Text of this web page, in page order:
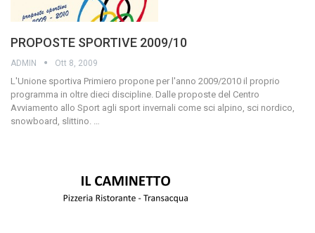
PROPOSTE SPORTIVE 2009/10
ADMIN Ott 8, 2009
L'Unione sportiva Primiero propone per l'anno 2009/2010 il proprio
programma in oltre dieci discipline. Dalle proposte del Centro
Avviamento allo Sport agli sport invernali come sci alpino, sci nordico,
snowboard, slittino.